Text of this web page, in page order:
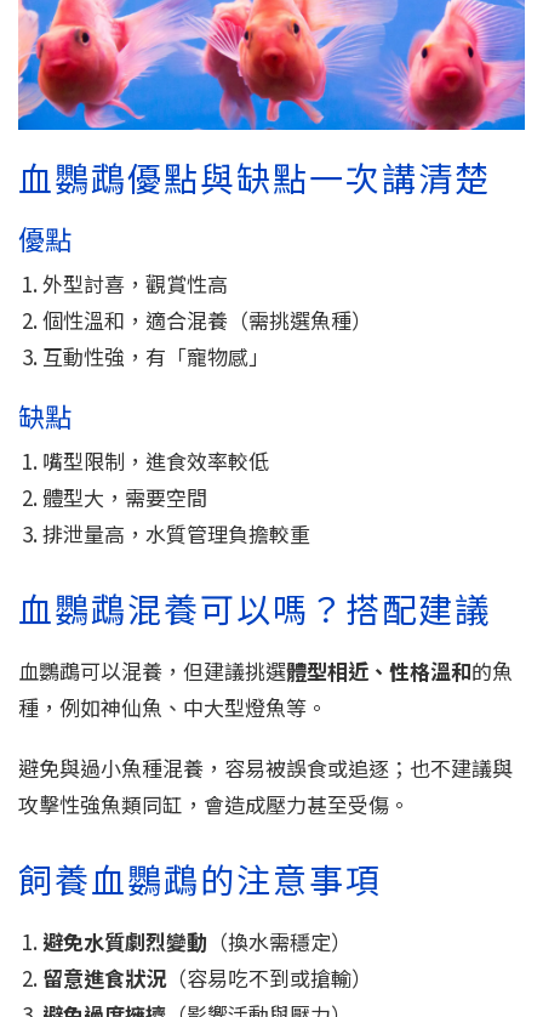
血鸚鵡優點與缺點一次講清楚
優點
外型討喜，觀賞性高
個性溫和，適合混養（需挑選魚種）
互動性強，有「寵物感」
缺點
嘴型限制，進食效率較低
體型大，需要空間
排泄量高，水質管理負擔較重
血鸚鵡混養可以嗎？搭配建議
血鸚鵡可以混養，但建議挑選體型相近、性格溫和的魚
種，例如神仙魚、中大型燈魚等。
避免與過小魚種混養，容易被誤食或追逐；也不建議與
攻擊性強魚類同缸，會造成壓力甚至受傷。
飼養血鸚鵡的注意事項
避免水質劇烈變動 （換水需穩定）
留意進食狀況（容易吃不到或搶輸）